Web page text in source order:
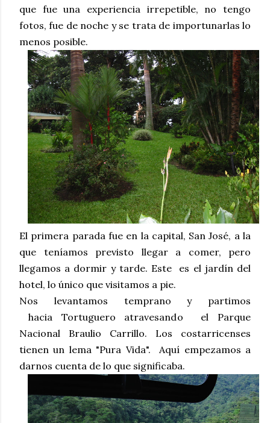
que fue una experiencia irrepetible, no tengo
fotos, fue de noche y se trata de importunarlas lo
menos posible.
El primera parada fue en la capital, San José, a la
que teníamos previsto llegar a comer, pero
llegamos a dormir y tarde. Este es el jardín del
hotel, lo único que visitamos a pie.
Nos levantamos temprano y partimos
hacia Tortuguero atravesando el Parque
Nacional Braulio Carrillo. Los costarricenses
tienen un lema "Pura Vida". Aquí empezamos a
darnos cuenta de lo que significaba.